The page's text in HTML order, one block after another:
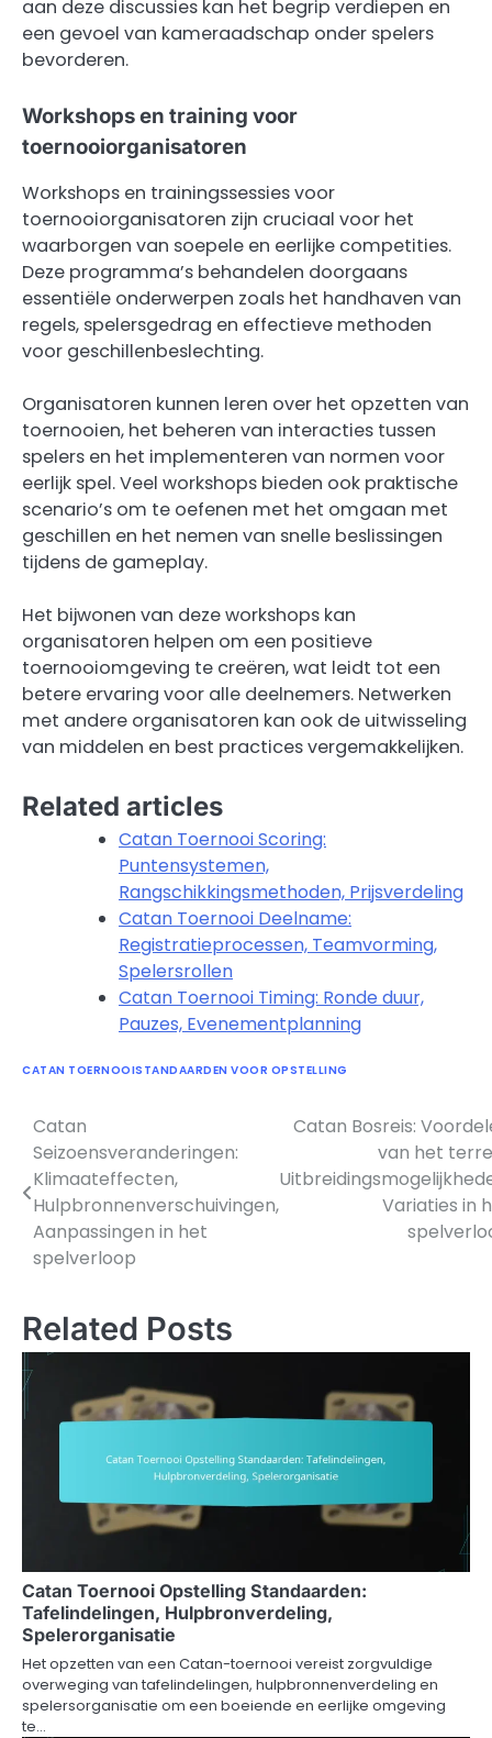
aan deze discussies kan het begrip verdiepen en
een gevoel van kameraadschap onder spelers
bevorderen.
Workshops en training voor
toernooiorganisatoren
Workshops en trainingssessies voor
toernooiorganisatoren zijn cruciaal voor het
waarborgen van soepele en eerlijke competities.
Deze programma’s behandelen doorgaans
essentiële onderwerpen zoals het handhaven van
regels, spelersgedrag en effectieve methoden
voor geschillenbeslechting.
Organisatoren kunnen leren over het opzetten van
toernooien, het beheren van interacties tussen
spelers en het implementeren van normen voor
eerlijk spel. Veel workshops bieden ook praktische
scenario’s om te oefenen met het omgaan met
geschillen en het nemen van snelle beslissingen
tijdens de gameplay.
Het bijwonen van deze workshops kan
organisatoren helpen om een positieve
toernooiomgeving te creëren, wat leidt tot een
betere ervaring voor alle deelnemers. Netwerken
met andere organisatoren kan ook de uitwisseling
van middelen en best practices vergemakkelijken.
Related articles
Catan Toernooi Scoring:
Puntensystemen,
Rangschikkingsmethoden, Prijsverdeling
Catan Toernooi Deelname:
Registratieprocessen, Teamvorming,
Spelersrollen
Catan Toernooi Timing: Ronde duur,
Pauzes, Evenementplanning
CATAN TOERNOOISTANDAARDEN VOOR OPSTELLING
Post
navigation
Catan
Seizoensveranderingen:
Klimaateffecten,
Hulpbronnenverschuivingen,
Aanpassingen in het
spelverloop
Catan Bosreis:
van het
Variaties in
Related Posts
Catan Toernooi Opstelling Standaarden:
Tafelindelingen, Hulpbronverdeling,
Spelerorganisatie
Het opzetten van een Catan-toernooi vereist zorgvuldige
overweging van tafelindelingen, hulpbronnenverdeling en
spelersorganisatie om een boeiende en eerlijke omgeving
te…